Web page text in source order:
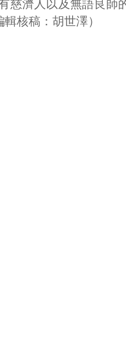
慈濟人以及無語良師
輯核稿：胡世澤）